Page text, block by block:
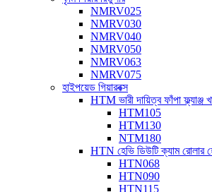
NMRV025
NMRV030
NMRV040
NMRV050
NMRV063
NMRV075
হাইপয়েড গিয়ারবক্স
HTM ভারী দায়িত্ব ফাঁপা
HTM105
HTM130
NTM180
HTN হেভি ডিউটি ​​ক্যাম রোলার
HTN068
HTN090
HTN115